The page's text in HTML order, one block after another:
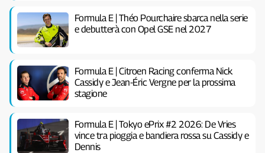
Formula E | Théo Pourchaire sbarca nella serie
e debutterà con Opel GSE nel 2027
Formula E | Citroen Racing conferma Nick
Cassidy e Jean-Éric Vergne per la prossima
stagione
Formula E | Tokyo ePrix #2 2026: De Vries
vince tra pioggia e bandiera rossa su Cassidy e
Dennis